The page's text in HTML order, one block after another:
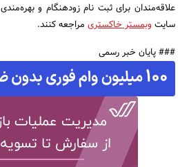
علاقه‌مندان برای ثبت نام زودهنگام و
سایت وبمستر خاکستری مراجعه کنند.
### پایان خبر رسمی